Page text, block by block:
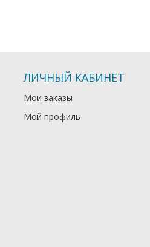
ЛИЧНЫЙ КАБИНЕТ
Мои заказы
Мой профиль